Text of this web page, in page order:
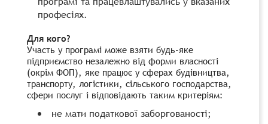
професіях.
Для кого?
Участь у програмі може взяти будь-яке
підприємство незалежно від форми власності
(окрім ФОП), яке працює у сферах будівництва,
транспорту, логістики, сільського господарства,
сфери послуг і відповідають таким критеріям:
не мати податкової заборгованості;